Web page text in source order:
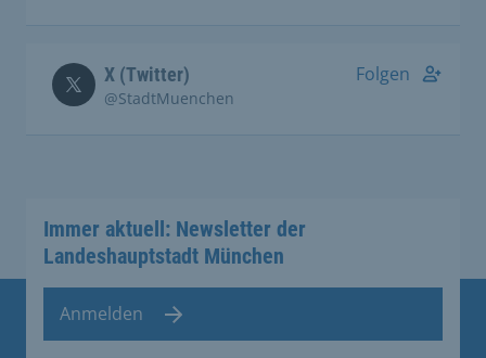
X (Twitter)
@StadtMuenchen
Folgen
Immer aktuell: Newsletter der
Landeshauptstadt München
Anmelden